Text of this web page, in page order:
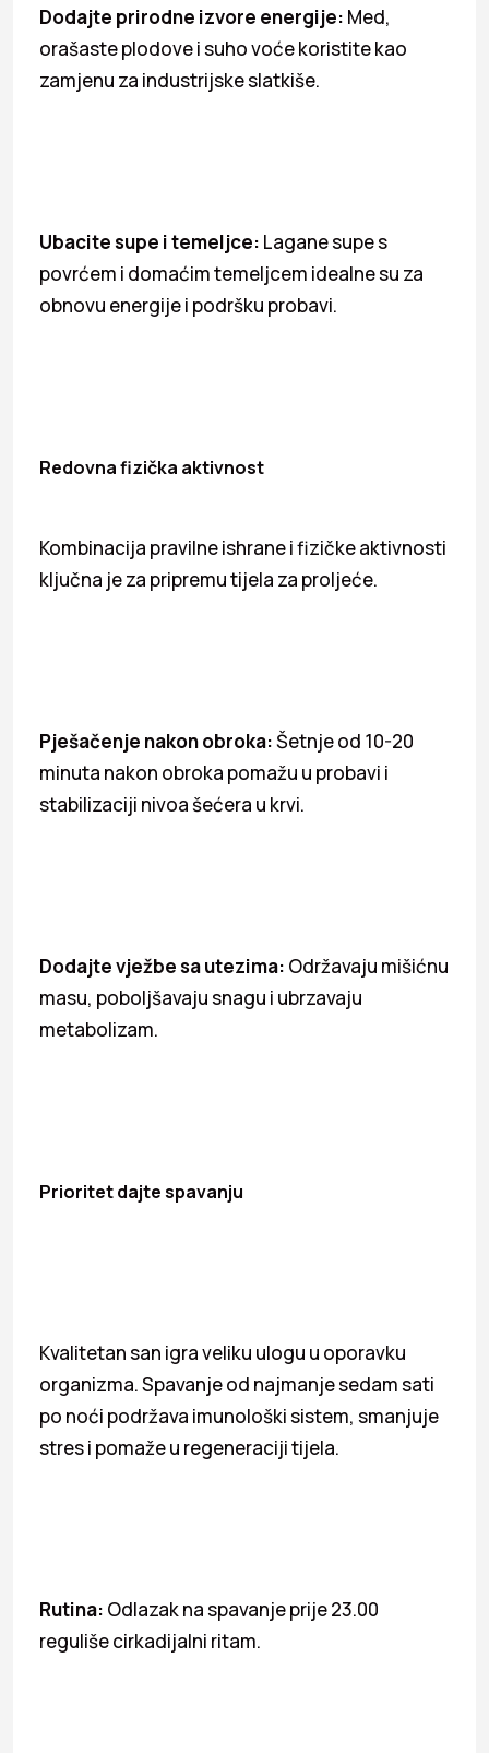
Dodajte prirodne izvore energije: Med,
orašaste plodove i suho voće koristite kao
zamjenu za industrijske slatkiše.
Ubacite supe i temeljce: Lagane supe s
povrćem i domaćim temeljcem idealne su za
obnovu energije i podršku probavi.
Redovna fizička aktivnost
Kombinacija pravilne ishrane i fizičke aktivnosti
ključna je za pripremu tijela za proljeće.
Pješačenje nakon obroka:Šetnje od 10-20
minuta nakon obroka pomažu u probavi i
stabilizaciji nivoa šećera u krvi.
Dodajte vježbe sa utezima: Održavaju mišićnu
masu, poboljšavaju snagu i ubrzavaju
metabolizam.
Prioritet dajte spavanju
Kvalitetan san igra veliku ulogu u oporavku
organizma. Spavanje od najmanje sedam sati
po noći podržava imunološki sistem, smanjuje
stres i pomaže u regeneraciji tijela.
Rutina: Odlazak na spavanje prije 23.00
reguliše cirkadijalni ritam.